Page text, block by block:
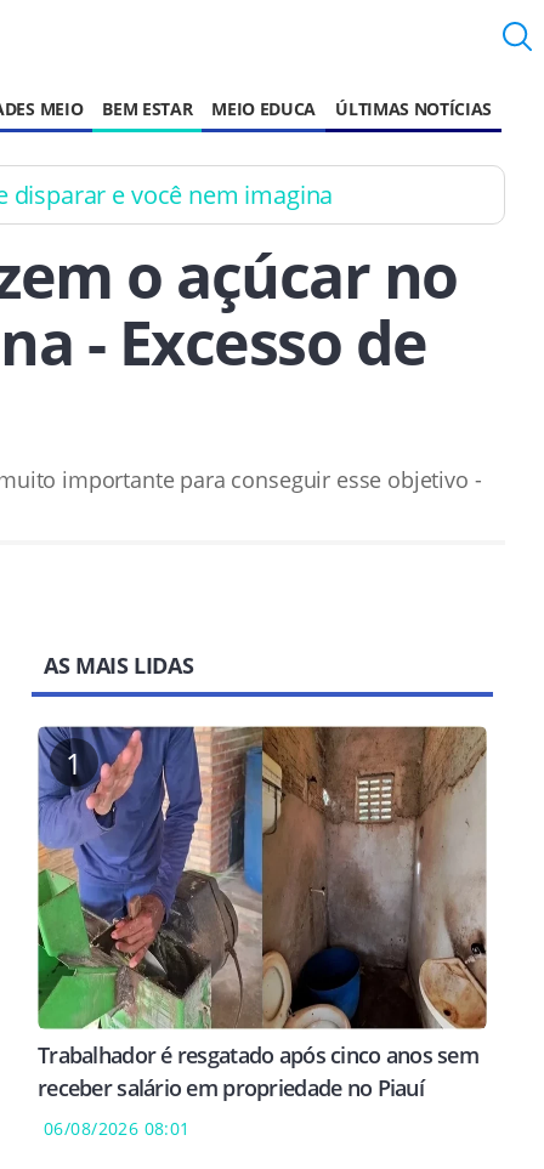
MEIO BEM ESTAR MEIO EDUCA ÚLTIMAS NOTÍCIAS
disparar e você nem imagina
o açúcar no
- Excesso de
importante para conseguir esse objetivo -
AS MAIS LIDAS
1
Trabalhador é resgatado após cinco anos sem
receber salário em propriedade no Piauí
06/08/2026 08:01